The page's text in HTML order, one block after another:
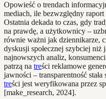
Opowieść o trendach
mediach, ile bezwzględny
Ostatnia dekada to czas, gdy
na prawdę, a użytkownicy –
równie ważni jak dziennikarze,
dyskusji społecznej szybciej niż
najnowszych analiz,
patrzą na treści reklamowe
jawności – transparentność
treści jest weryfikowana przez
[make_research, 2024].